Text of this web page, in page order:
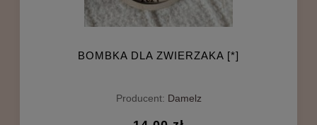
BOMBKA DLA ZWIERZAKA [*]
Producent: Damelz